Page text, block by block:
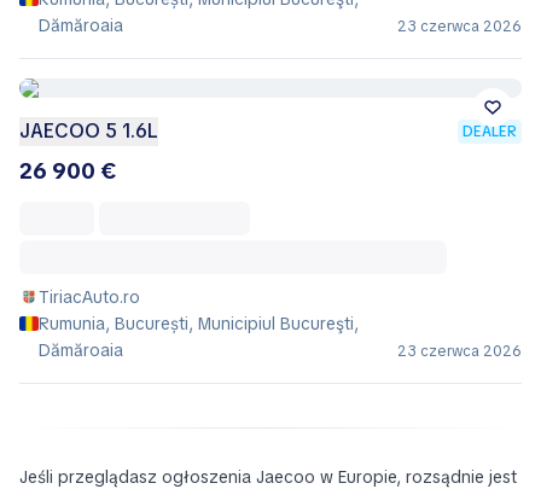
Dămăroaia
23 czerwca 2026
JAECOO 5 1.6L DEALER
26 900 €
TiriacAuto.ro
Rumunia, București, Municipiul Bucureşti,
Dămăroaia
23 czerwca 2026
Jeśli przeglądasz ogłoszenia Jaecoo w Europie, rozsądnie jest